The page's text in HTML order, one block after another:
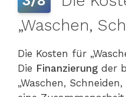
„Waschen,
Die Kosten für
Die Finanzierung der
„Waschen,